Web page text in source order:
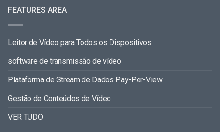
FEATURES AREA
Leitor de Vídeo para Todos os Dispositivos
software de transmissão de vídeo
Plataforma de Stream de Dados Pay-Per-View
Gestão de Conteúdos de Vídeo
VER TUDO